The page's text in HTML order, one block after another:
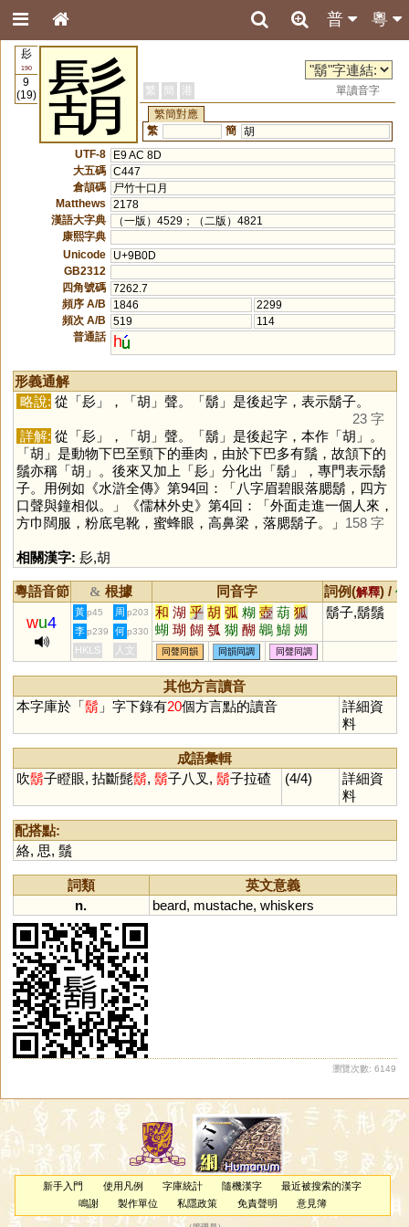
粵
普
髟
190
9
(19)
鬍 繁 簡 港
單讀音字
繁簡對應
繁
簡 胡
UTF-8
E9 AC 8D
大五碼 C447
倉頡碼
尸竹十口月
Matthews
2178
漢語大字典
（一版）4529；（二版）4821
康熙字典
Unicode
U+9B0D
GB2312
四角號碼 7262.7
頻序 A/B
1846
2299
頻次 A/B
519
114
普通話
h
形義通解
略說: 從「髟」，「胡 」聲。「鬍 」是後起字，表示鬍子。
23 字
詳解: 從「髟」，「胡 」聲。「鬍 」是後起字，本作「胡 」。
「胡 」是動物下巴至頸下的垂肉，由於下巴多有鬚，故頷下的
鬚亦稱「胡 」。後來又加上「髟」分化出「鬍 」，專門表示鬍
子。用例如《水滸全傳》第94回：「八字眉碧眼落腮鬍，四方
口聲與鐘相似。」《儒林外史》第4回：「外面走進一個人來，
方巾闊服，粉底皂靴，蜜蜂眼，高鼻梁，落腮鬍子。」 158 字
相關漢字: 髟,胡
粵語音節 & 根據 同音字 詞例(解釋) /
wu4
黃 p45 周 p203 和 湖 乎 胡 弧 糊 壺 葫 狐
蝴 瑚 餬 瓠 猢 醐 鶘 鰗 媩
鶦 魱 衚 楜
鬍子,鬍鬚
李 p239 何 p330
HKLS 人文 同聲同韻 同韻同調 同聲同調
其他方言讀音
本字庫於「鬍 」字下錄有20個方言點的讀音
詳細資
料
成語彙輯
吹鬍子瞪眼, 拈斷髭鬍, 鬍子八叉, 鬍子拉碴 (4/4)
詳細資
料
配搭點:
絡, 思, 鬚
詞類
英文意義
n.
beard, mustache, whiskers
瀏覽次數: 6149
新手入門 使用凡例 字庫統計 隨機漢字
最近被搜索的漢字
鳴謝
製作單位 私隱政策 免責聲明 意見簿